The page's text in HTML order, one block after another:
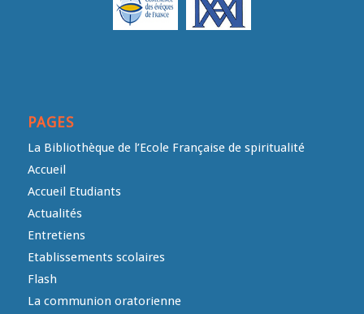
PAGES
La Bibliothèque de l’Ecole Française de spiritualité
Accueil
Accueil Etudiants
Actualités
Entretiens
Etablissements scolaires
Flash
La communion oratorienne